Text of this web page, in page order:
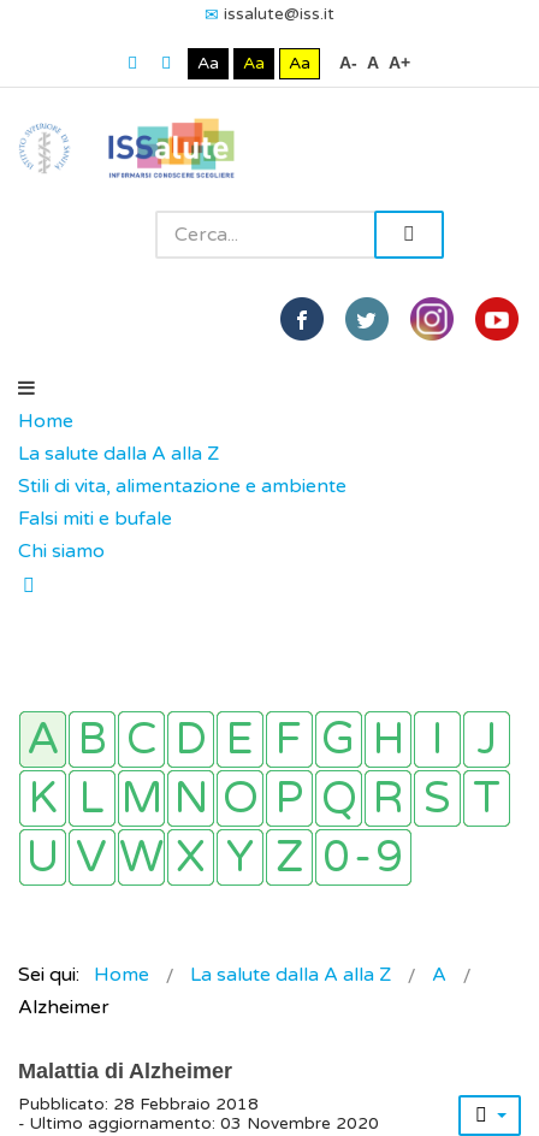
issalute@iss.it
Aa Aa Aa A- A A+
Home
La salute dalla A alla Z
Stili di vita, alimentazione e ambiente
Falsi miti e bufale
Chi siamo
Sei qui: Home La salute dalla A alla Z
A
Alzheimer
Malattia di Alzheimer
Pubblicato: 28 Febbraio 2018
- Ultimo aggiornamento: 03 Novembre 2020